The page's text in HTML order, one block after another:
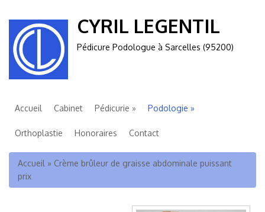
CYRIL LEGENTIL
Pédicure Podologue à Sarcelles (95200)
Accueil Cabinet Pédicurie Podologie
Orthoplastie Honoraires Contact
Vous êtes ici
Accueil » Crème brûleur de graisse abdominale puissant
prix